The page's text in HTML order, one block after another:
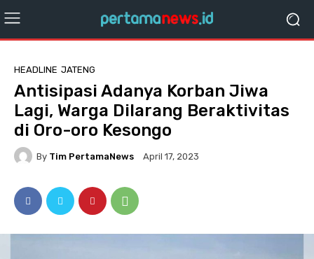
HEADLINE JATENG
Antisipasi Adanya Korban Jiwa
Lagi, Warga Dilarang Beraktivitas
di Oro-oro Kesongo
By Tim PertamaNews April 17, 2023